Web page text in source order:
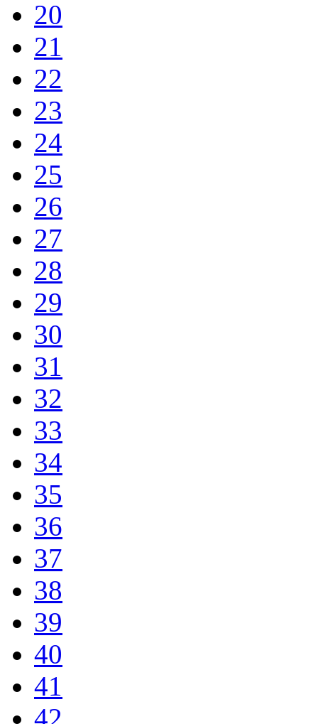
20
21
22
23
24
25
26
27
28
29
30
31
32
33
34
35
36
37
38
39
40
41